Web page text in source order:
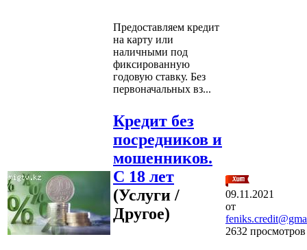
Предоставляем кредит
на карту или
наличными под
фиксированную
годовую ставку. Без
первоначальных вз...
Кредит без
посредников и
мошенников.
С 18 лет
(Услуги /
Другое)
09.11.2021
от
2632 просмотров